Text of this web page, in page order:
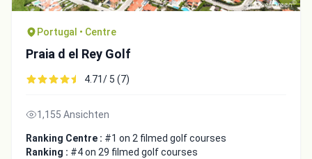
Portugal • Centre
Praia d el Rey Golf
4.71/ 5 (7)
1,155 Ansichten
Ranking Centre : #1 on 2 filmed golf courses
Ranking : #4 on 29 filmed golf courses